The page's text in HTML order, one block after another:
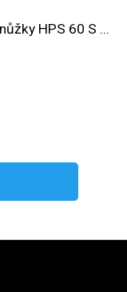
HPS 60 S ...